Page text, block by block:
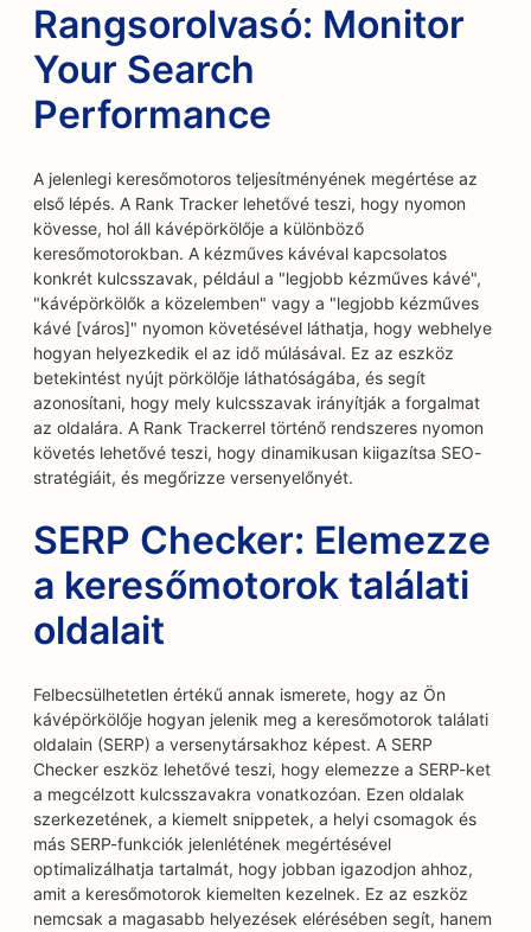
Rangsorolvasó: Monitor
Your Search
Performance
A jelenlegi keresőmotoros teljesítményének megértése az
első lépés. A Rank Tracker lehetővé teszi, hogy nyomon
kövesse, hol áll kávépörkölője a különböző
keresőmotorokban. A kézműves kávéval kapcsolatos
konkrét kulcsszavak, például a "legjobb kézműves kávé",
"kávépörkölők a közelemben" vagy a "legjobb kézműves
kávé [város]" nyomon követésével láthatja, hogy webhelye
hogyan helyezkedik el az idő múlásával. Ez az eszköz
betekintést nyújt pörkölője láthatóságába, és segít
azonosítani, hogy mely kulcsszavak irányítják a forgalmat
az oldalára. A Rank Trackerrel történő rendszeres nyomon
követés lehetővé teszi, hogy dinamikusan kiigazítsa SEO-
stratégiáit, és megőrizze versenyelőnyét.
SERP Checker: Elemezze
a keresőmotorok találati
oldalait
Felbecsülhetetlen értékű annak ismerete, hogy az Ön
kávépörkölője hogyan jelenik meg a keresőmotorok találati
oldalain (SERP) a versenytársakhoz képest. A SERP
Checker eszköz lehetővé teszi, hogy elemezze a SERP-ket
a megcélzott kulcsszavakra vonatkozóan. Ezen oldalak
szerkezetének, a kiemelt snippetek, a helyi csomagok és
más SERP-funkciók jelenlétének megértésével
optimalizálhatja tartalmát, hogy jobban igazodjon ahhoz,
amit a keresőmotorok kiemelten kezelnek. Ez az eszköz
nemcsak a magasabb helyezések elérésében segít, hanem